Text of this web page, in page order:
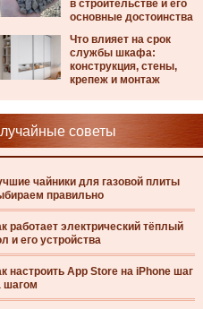
в строительстве и его
основные достоинства
Что влияет на срок
службы шкафа:
конструкция, стены,
крепеж и монтаж
советы
чайники для газовой плиты
правильно
работает электрический тёплый
и его устройства
настроить App Store на iPhone шаг
шагом